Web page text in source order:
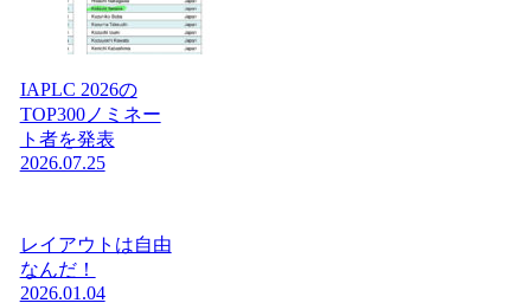
IAPLC 2026の
TOP300ノミネー
ト者を発表
2026.07.25
レイアウトは自由
なんだ！
2026.01.04